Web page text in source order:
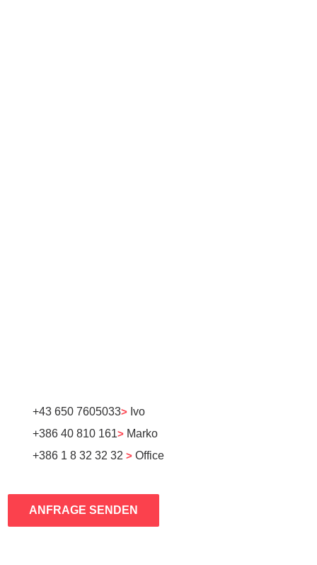
+43 650 7605033> Ivo
+386 40 810 161> Marko
+386 1 8 32 32 32> Office
ANFRAGE SENDEN